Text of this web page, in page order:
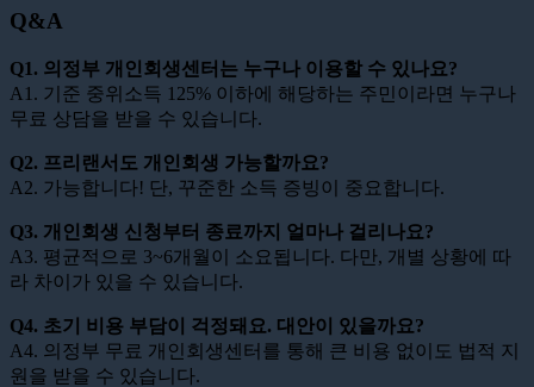
Q&A
Q1. 의정부 개인회생센터는 누구나 이용할 수 있나요?
A1. 기준 중위소득 125% 이하에 해당하는 주민이라면 누구나
무료 상담을 받을 수 있습니다.
Q2. 프리랜서도 개인회생 가능할까요?
A2. 가능합니다! 단, 꾸준한 소득 증빙이 중요합니다.
Q3. 개인회생 신청부터 종료까지 얼마나 걸리나요?
A3. 평균적으로 3~6개월이 소요됩니다. 다만, 개별 상황에 따
라 차이가 있을 수 있습니다.
Q4. 초기 비용 부담이 걱정돼요. 대안이 있을까요?
A4. 의정부 무료 개인회생센터를 통해 큰 비용 없이도 법적 지
원을 받을 수 있습니다.